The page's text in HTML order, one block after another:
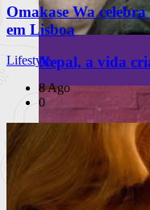
Nepal, a vida
Lisboa volta
175
O Festival
de agosto c
Omakase Wa
em Lisboa
Lifestyle
8 Ago
0
PUB
À escuta na Rua